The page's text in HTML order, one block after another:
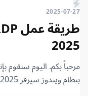
WinToHDD وملف ISO الخاص بويندوز 11.
2025-07-27
2025